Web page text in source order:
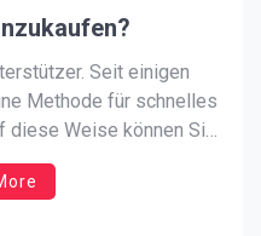
Seit einigen
Methode für schnelles
diese Weise können Sie
Schuhe, Bücher,
sowie